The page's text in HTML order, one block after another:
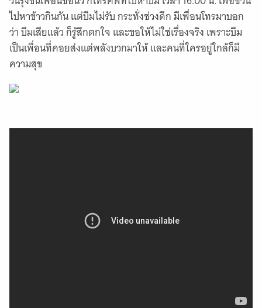
ไปหาข้าวกินกัน แต่บีมไม่รับ กระทั่งช่วงดึก มีเพื่อนโทรมาบอก
ว่า บีมเสียแล้ว ก็รู้สึกตกใจ และขอให้ไม่ใช่เรื่องจริง เพราะบีม
เป็นเพื่อนที่คอยส่งแต่พลังบวกมาให้ และคนที่ใครอยู่ใกล้ก็มี
ความสุข